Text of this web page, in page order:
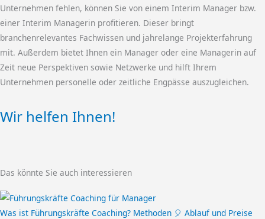
Unternehmen fehlen, können Sie von einem Interim Manager bzw.
einer Interim Managerin profitieren. Dieser bringt
branchenrelevantes Fachwissen und jahrelange Projekterfahrung
mit. Außerdem bietet Ihnen ein Manager oder eine Managerin auf
Zeit neue Perspektiven sowie Netzwerke und hilft Ihrem
Unternehmen personelle oder zeitliche Engpässe auszugleichen.
Wir helfen Ihnen!
Das könnte Sie auch interessieren
Was ist Führungskräfte Coaching? Methoden 🎈 Ablauf und Preise